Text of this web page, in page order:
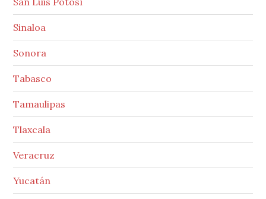
Sinaloa
Sonora
Tabasco
Tamaulipas
Tlaxcala
Veracruz
Yucatán